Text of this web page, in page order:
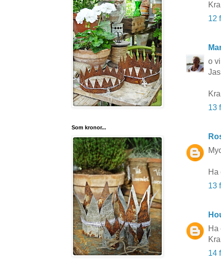
12
o
13
Ha
13
Ha
14
Som kronor...